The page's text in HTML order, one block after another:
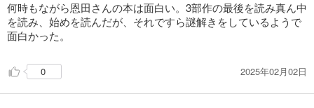
何時もながら恩田さんの本は面白い。3部作の最後を読み真ん中
を読み、始めを読んだが、それですら謎解きをしているようで
面白かった。
0 2025年02月02日